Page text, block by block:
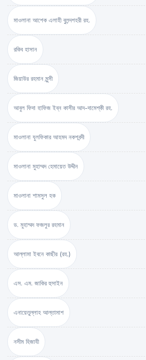
মাওলানা আশেক এলাহী বুলন্দশহরী রহ.
রকিব হাসান
জিয়াউর রহমান মুন্সী
আবুল ফিদা হাফিজ ইব্‌ন কাসীর আদ-দামেশ্‌কী রহ.
মাওলানা যুলফিকার আহমদ নকশবন্দী
মাওলানা মুহাম্মদ হেমায়েত উদ্দীন
মাওলানা শামসুল হক
ড. মুহাম্মদ ফজলুর রহমান
আল্লামা ইবনে কাছীর (রহ.)
এস. এম. জাকির হুসাইন
এনায়েতুল্লাহ আল্‌তামাশ
নসীম হিজাযী